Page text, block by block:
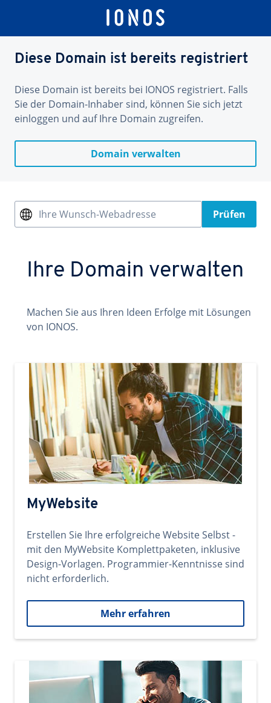
Diese Domain ist bereits registriert
Diese Domain ist bereits bei IONOS registriert. Falls
Sie der Domain-Inhaber sind, können Sie sich jetzt
einloggen und auf Ihre Domain zugreifen.
Domain verwalten
Ihre Wunsch-Webadresse Prüfen
Ihre Domain verwalten
Machen Sie aus Ihren Ideen Erfolge mit Lösungen
von IONOS.
MyWebsite
Erstellen Sie Ihre erfolgreiche Website Selbst -
mit den MyWebsite Komplettpaketen, inklusive
Design-Vorlagen. Programmier-Kenntnisse sind
nicht erforderlich.
Mehr erfahren